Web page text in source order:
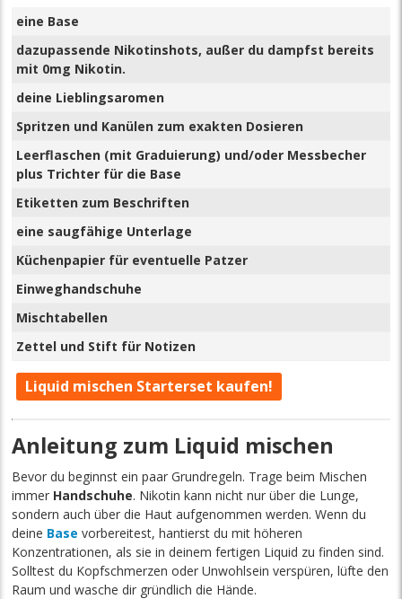
eine Base
dazupassende Nikotinshots, außer du dampfst bereits
mit 0mg Nikotin.
deine Lieblingsaromen
Spritzen und Kanülen zum exakten Dosieren
Leerflaschen (mit Graduierung) und/oder Messbecher
plus Trichter für die Base
Etiketten zum Beschriften
eine saugfähige Unterlage
Küchenpapier für eventuelle Patzer
Einweghandschuhe
Mischtabellen
Zettel und Stift für Notizen
Liquid mischen Starterset kaufen!
Anleitung zum Liquid mischen
Bevor du beginnst ein paar Grundregeln. Trage beim Mischen
immer Handschuhe. Nikotin kann nicht nur über die Lunge,
sondern auch über die Haut aufgenommen werden. Wenn du
deine Base vorbereitest, hantierst du mit höheren
Konzentrationen, als sie in deinem fertigen Liquid zu finden sind.
Solltest du Kopfschmerzen oder Unwohlsein verspüren, lüfte den
Raum und wasche dir gründlich die Hände.